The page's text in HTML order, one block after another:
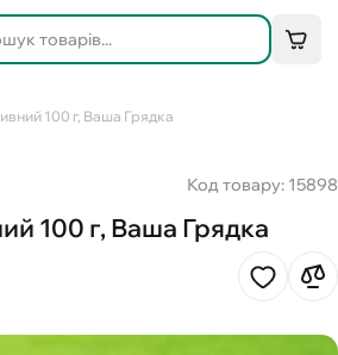
100 г, Ваша Грядка
Код товару: 15898
100 г, Ваша Грядка